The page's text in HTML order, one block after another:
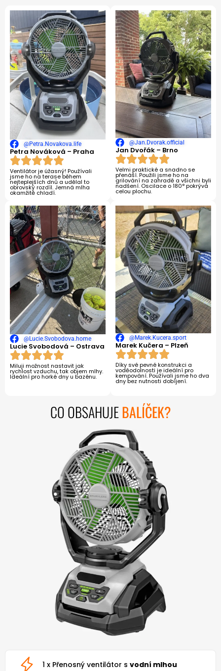
@Petra.Novakova.life
Petra Nováková – Praha
Ventilátor je úžasný! Používali
jsme ho na terase během
nejteplejších dnů a udělal to
obrovský rozdíl. Jemná mlha
okamžitě chladí.
@Jan.Dvorak.official
Jan Dvořák – Brno
Velmi praktické a snadno se
přenáší. Použili jsme ho na
grilování na zahradě a všichni byli
nadšení. Oscilace o 180° pokrývá
celou plochu.
@Lucie.Svobodova.home
Lucie Svobodová – Ostrava
Miluji možnost nastavit jak
rychlost vzduchu, tak objem mlhy.
Ideální pro horké dny u bazénu.
@Marek.Kucera.sport
Marek Kučera – Plzeň
Díky své pevné konstrukci a
voděodolnosti je ideální pro
kempování. Používali jsme ho dva
dny bez nutnosti dobíjení.
CO OBSAHUJEBALÍČEK?
1 x Přenosný ventilátor s vodní mlhou